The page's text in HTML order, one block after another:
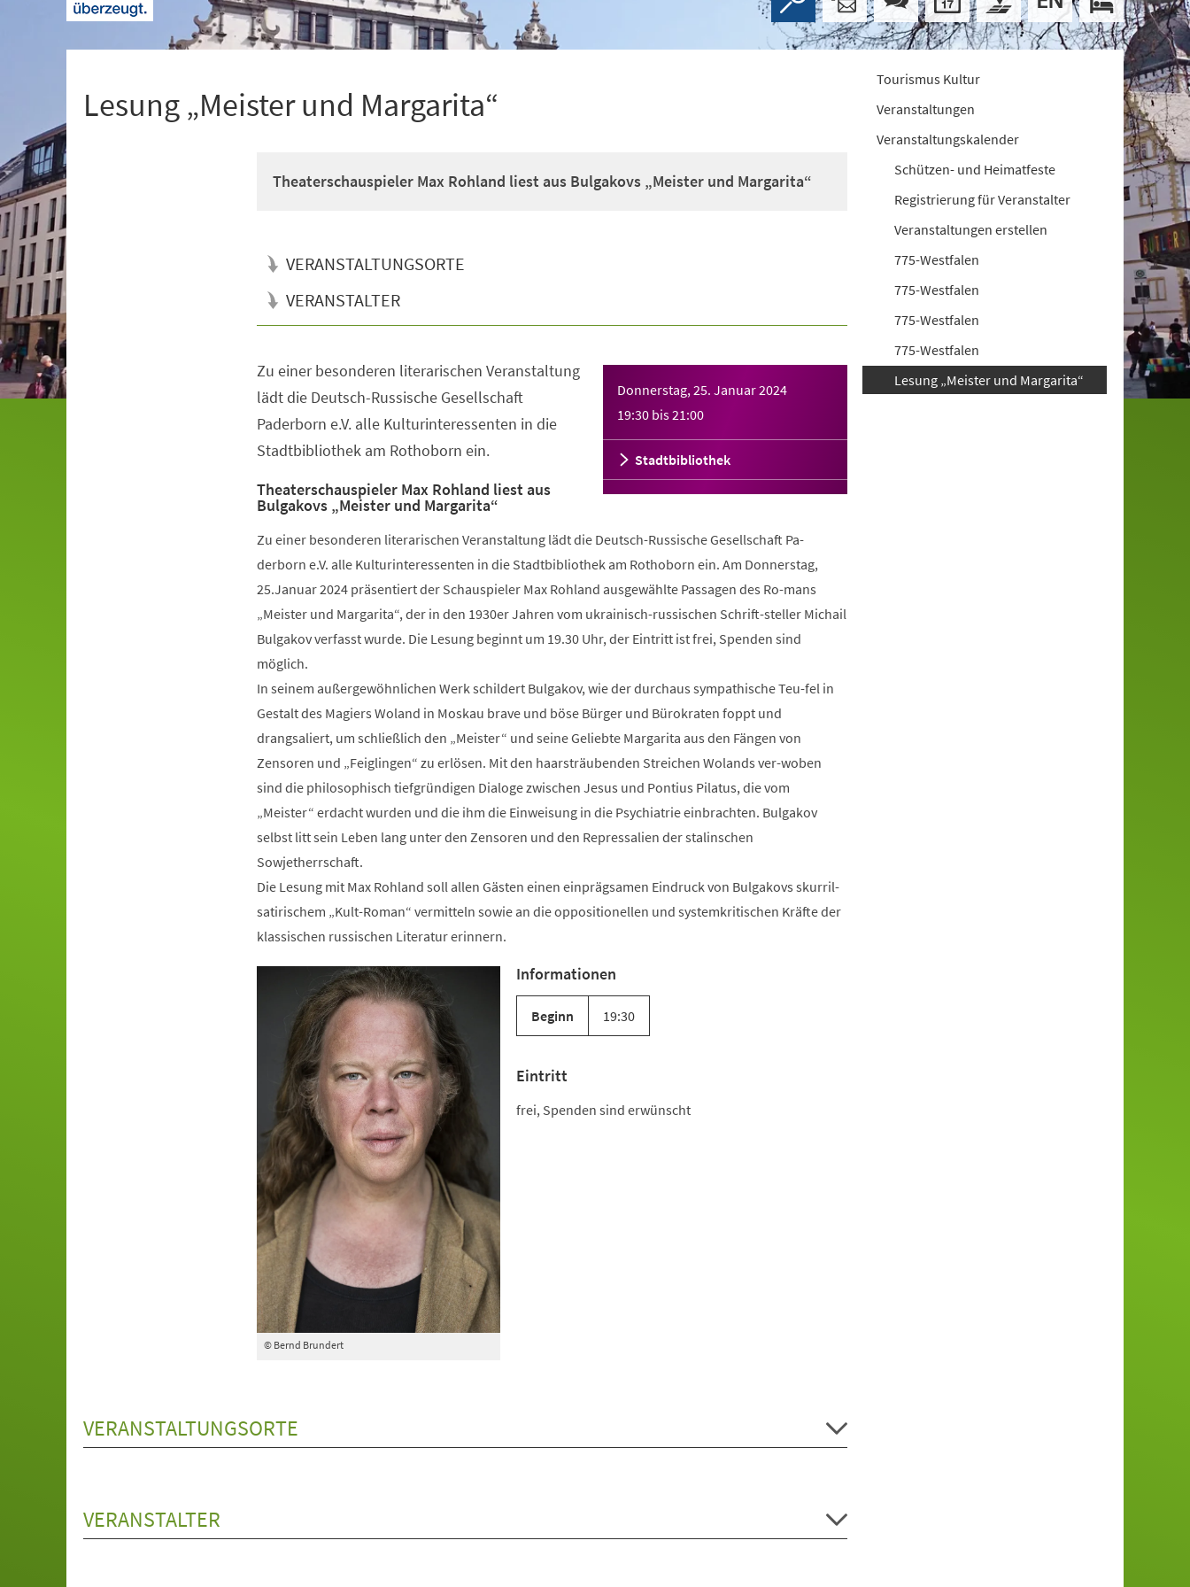
Lesung „Meister und Margarita“
Theaterschauspieler Max Rohland liest aus Bulgakovs „Meister und Margarita“
VERANSTALTUNGSORTE
VERANSTALTER
Donnerstag, 25. Januar 2024
19:30 bis21:00
Stadtbibliothek
Zu einer besonderen literarischen Veranstaltung
lädt die Deutsch-Russische Gesellschaft
Paderborn e.V. alle Kulturinteressenten in die
Stadtbibliothek am Rothoborn ein.
Theaterschauspieler Max Rohland liest aus
Bulgakovs „Meister und Margarita“
Zu einer besonderen literarischen Veranstaltung lädt die Deutsch-Russische Gesellschaft Pa-
derborn e.V. alle Kulturinteressenten in die Stadtbibliothek am Rothoborn ein. Am Donnerstag,
25.Januar 2024 präsentiert der Schauspieler Max Rohland ausgewählte Passagen des Ro-mans
„Meister und Margarita“, der in den 1930er Jahren vom ukrainisch-russischen Schrift-steller Michail
Bulgakov verfasst wurde. Die Lesung beginnt um 19.30 Uhr, der Eintritt ist frei, Spenden sind
möglich.
In seinem außergewöhnlichen Werk schildert Bulgakov, wie der durchaus sympathische Teu-fel in
Gestalt des Magiers Woland in Moskau brave und böse Bürger und Bürokraten foppt und
drangsaliert, um schließlich den „Meister“ und seine Geliebte Margarita aus den Fängen von
Zensoren und „Feiglingen“ zu erlösen. Mit den haarsträubenden Streichen Wolands ver-woben
sind die philosophisch tiefgründigen Dialoge zwischen Jesus und Pontius Pilatus, die vom
„Meister“ erdacht wurden und die ihm die Einweisung in die Psychiatrie einbrachten. Bulgakov
selbst litt sein Leben lang unter den Zensoren und den Repressalien der stalinschen
Sowjetherrschaft.
Die Lesung mit Max Rohland soll allen Gästen einen einprägsamen Eindruck von Bulgakovs skurril-
satirischem „Kult-Roman“ vermitteln sowie an die oppositionellen und systemkritischen Kräfte der
klassischen russischen Literatur erinnern.
© Bernd Brundert
Informationen
Beginn 19:30
Eintritt
frei, Spenden sind erwünscht
VERANSTALTUNGSORTE
VERANSTALTER
Tourismus Kultur
Veranstaltungen
Veranstaltungskalender
Schützen- und Heimatfeste
Registrierung für Veranstalter
Veranstaltungen erstellen
775-Westfalen
775-Westfalen
775-Westfalen
775-Westfalen
Lesung „Meister und Margarita“